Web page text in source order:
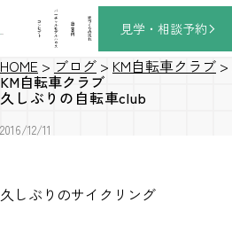
コ
ン
セ
プ
ト
バ
ー
チ
ャ
ル
モ
デ
ル
ハ
ウ
ス
施
工
事
例
家
づ
く
り
の
流
れ
見学・相談予約
HOME > ブログ > KM自転車クラブ >
KM自転車クラブ
久しぶりの自転車club
2016/12/11
久しぶりのサイクリング